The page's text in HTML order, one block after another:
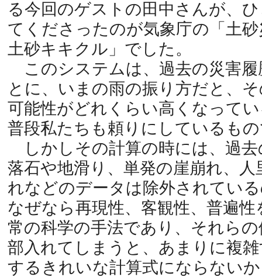
る今回のゲストの田中さんが、
てくださったのが気象庁の「土
土砂キキクル」でした。
このシステムは、過去の災害
とに、いまの雨の振り方だと、
可能性がどれくらい高くなって
普段私たちも頼りにしているも
しかしその計算の時には、過去
落石や地滑り、単発の崖崩れ、
れなどのデータは除外されてい
なぜなら再現性、客観性、普遍
常の科学の手法であり、それら
部入れてしまうと、あまりに複
するきれいな計算式にならない